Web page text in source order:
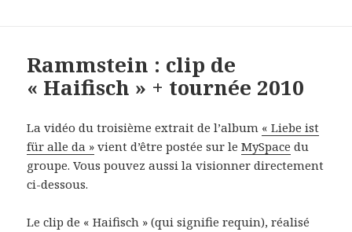
Rammstein : clip de
« Haifisch » + tournée 2010
La vidéo du troisième extrait de l’album « Liebe ist
für alle da » vient d’être postée sur leMySpace du
groupe. Vous pouvez aussi la visionner directement
ci-dessous.
Le clip de « Haifisch » (qui signifie requin), réalisé